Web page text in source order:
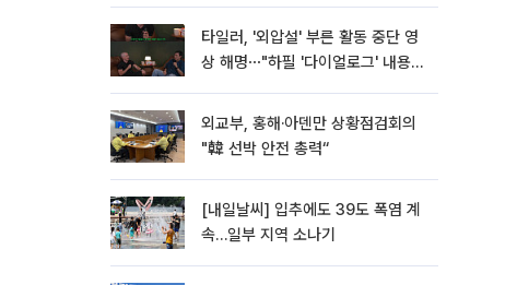
타일러, '외압설' 부른 활동 중단 영
상 해명⋯"하필 '다이얼로그' 내용이
외교부, 홍해·아덴만 상황점검회의
"韓 선박 안전 총력“
[내일날씨] 입추에도 39도 폭염 계
속…일부 지역 소나기